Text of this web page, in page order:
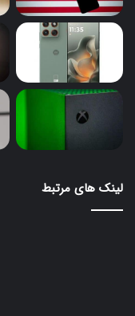
لینک های مرتبط